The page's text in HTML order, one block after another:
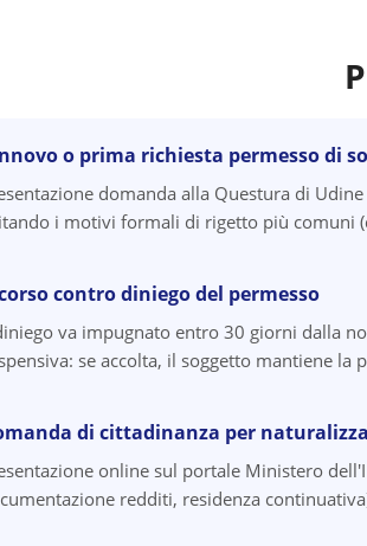
o prima richiesta permesso di
domanda alla Questura di
i motivi formali di rigetto più comuni
contro diniego del permesso
va impugnato entro 30 giorni dalla
se accolta, il soggetto mantiene
di cittadinanza per
online sul portale Ministero
redditi, residenza